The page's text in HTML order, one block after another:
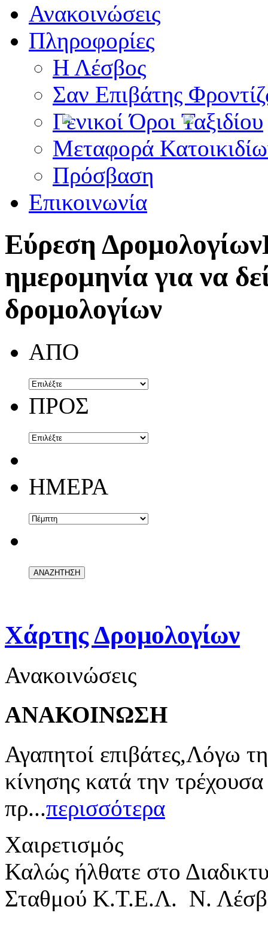
Ανακοινώσεις
Πληροφορίες
Η Λέσβος
Σαν Επιβάτης
Γενικοί Όροι Ταξιδίου
Μεταφορά
Πρόσβαση
Επικοινωνία
Εύρεση Δρομολογίων
ημερομηνία για να
δρομολογίων
ΑΠΟ
ΠΡΟΣ
ΗΜΕΡΑ
Χάρτης Δρομολογίων
Ανακοινώσεις
ΑΝΑΚΟΙΝΩΣΗ
Αγαπητοί επιβάτες,Λόγω
κίνησης κατά την
πρ...περισσότερα
Χαιρετισμός
Καλώς ήλθατε στο
Σταθμού Κ.Τ.Ε.Λ. Ν.